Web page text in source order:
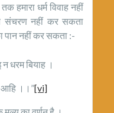
धर्म विवाह नहीं
संचरण नहीं कर सकता
पान नहीं कर सकता :-
धरम बियाह ।
।।”[vi]